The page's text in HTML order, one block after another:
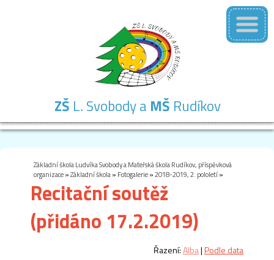
ZŠ L. Svobody a MŠ Rudíkov
Základní škola Ludvíka Svobody a Mateřská škola Rudíkov, příspěvková
organizace»Základní škola» Fotogalerie»2018-2019, 2. pololetí»
Recitační soutěž
(přidáno 17.2.2019)
Řazení:Alba|Podle data